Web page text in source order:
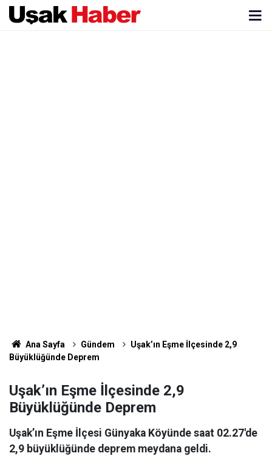
Ana Sayfa Gündem
Uşak’ın Eşme İlçesinde 2,9
Büyüklüğünde Deprem
Uşak’ın Eşme İlçesinde 2,9
Büyüklüğünde Deprem
Uşak’ın Eşme İlçesi Günyaka Köyünde saat 02.27'de
2,9 büyüklüğünde deprem meydana geldi.